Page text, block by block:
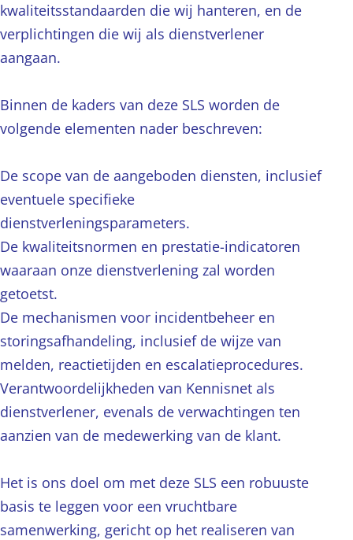
kwaliteitsstandaarden die wij hanteren, en de
verplichtingen die wij als dienstverlener
aangaan.
Binnen de kaders van deze SLS worden de
volgende elementen nader beschreven:
De scope van de aangeboden diensten, inclusief
eventuele specifieke
dienstverleningsparameters.
De kwaliteitsnormen en prestatie-indicatoren
waaraan onze dienstverlening zal worden
getoetst.
De mechanismen voor incidentbeheer en
storingsafhandeling, inclusief de wijze van
melden, reactietijden en escalatieprocedures.
Verantwoordelijkheden van Kennisnet als
dienstverlener, evenals de verwachtingen ten
aanzien van de medewerking van de klant.
Het is ons doel om met deze SLS een robuuste
basis te leggen voor een vruchtbare
samenwerking, gericht op het realiseren van